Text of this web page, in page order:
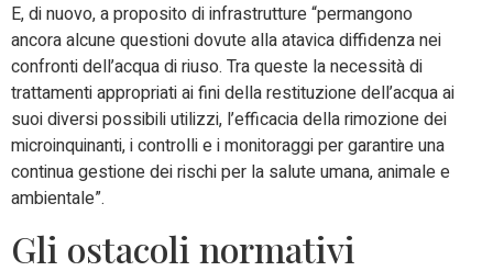
E, di nuovo, a proposito di infrastrutture “permangono
ancora alcune questioni dovute alla atavica diffidenza nei
confronti dell’acqua di riuso. Tra queste la necessità di
trattamenti appropriati ai fini della restituzione dell’acqua ai
suoi diversi possibili utilizzi, l’efficacia della rimozione dei
microinquinanti, i controlli e i monitoraggi per garantire una
continua gestione dei rischi per la salute umana, animale e
ambientale”.
Gli ostacoli normativi